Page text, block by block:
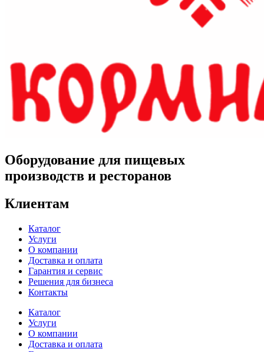
Оборудование для пищевых
производств и ресторанов
Клиентам
Каталог
Услуги
О компании
Доставка и оплата
Гарантия и сервис
Решения для бизнеса
Контакты
Каталог
Услуги
О компании
Доставка и оплата